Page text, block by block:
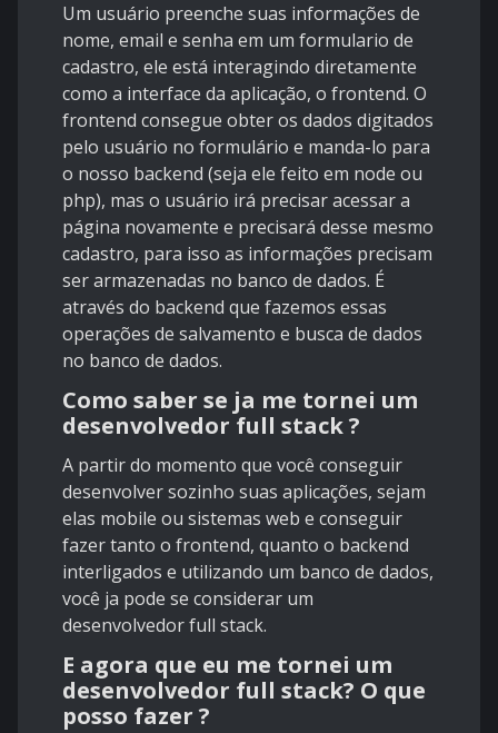
Um usuário preenche suas informações de
nome, email e senha em um formulario de
cadastro, ele está interagindo diretamente
como a interface da aplicação, o frontend. O
frontend consegue obter os dados digitados
pelo usuário no formulário e manda-lo para
o nosso backend (seja ele feito em node ou
php), mas o usuário irá precisar acessar a
página novamente e precisará desse mesmo
cadastro, para isso as informações precisam
ser armazenadas no banco de dados. É
através do backend que fazemos essas
operações de salvamento e busca de dados
no banco de dados.
Como saber se ja me tornei um
desenvolvedor full stack ?
A partir do momento que você conseguir
desenvolver sozinho suas aplicações, sejam
elas mobile ou sistemas web e conseguir
fazer tanto o frontend, quanto o backend
interligados e utilizando um banco de dados,
você ja pode se considerar um
desenvolvedor full stack.
E agora que eu me tornei um
desenvolvedor full stack? O que
posso fazer ?